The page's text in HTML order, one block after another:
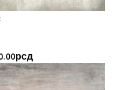
рсдРаспон
цена:
од